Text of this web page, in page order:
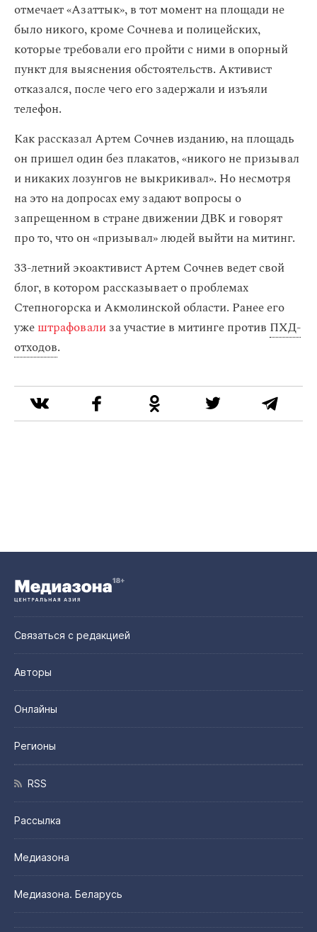
отмечает «Азаттык», в тот момент на площади не
было никого, кроме Сочнева и полицейских,
которые требовали его пройти с ними в опорный
пункт для выяснения обстоятельств. Активист
отказался, после чего его задержали и изъяли
телефон.
Как рассказал Артем Сочнев изданию, на площадь
он пришел один без плакатов, «никого не призывал
и никаких лозунгов не выкрикивал». Но несмотря
на это на допросах ему задают вопросы о
запрещенном в стране движении ДВК и говорят
про то, что он «призывал» людей выйти на митинг.
33-летний экоактивист Артем Сочнев ведет свой
блог, в котором рассказывает о проблемах
Степногорска и Акмолинской области. Ранее его
ужештрафовализа участие в митинге против ПХД-
отходов.
Связаться с редакцией
Авторы
Онлайны
Регионы
RSS
Рассылка
Медиазона
Медиазона. Беларусь